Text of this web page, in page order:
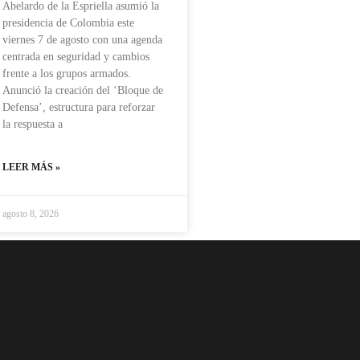
Abelardo de la Espriella asumió la
presidencia de Colombia este
viernes 7 de agosto con una agenda
centrada en seguridad y cambios
frente a los grupos armados.
Anunció la creación del ‘Bloque de
Defensa’, estructura para reforzar
la respuesta a
LEER MÁS »
agosto 8, 2026